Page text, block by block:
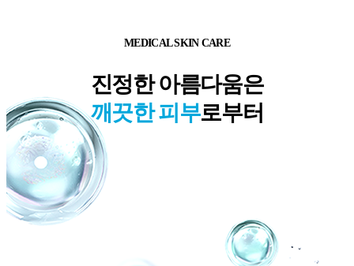
MEDICAL SKIN CARE
진정한 아름다움은
깨끗한 피부로부터